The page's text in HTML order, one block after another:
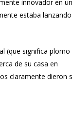
innovador en un
estaba lanzando
(que significa plomo
de su casa en
claramente dieron